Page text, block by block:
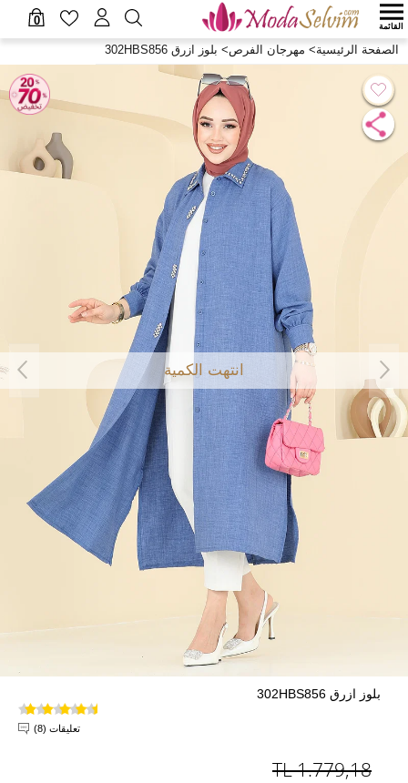
0 القائمة
الصفحة الرئيسية> مهرجان الفرص> بلوز ازرق 302HBS856
انتهت الكمية
بلوز ازرق 302HBS856
تعليقات (8)
1.779,18
TL